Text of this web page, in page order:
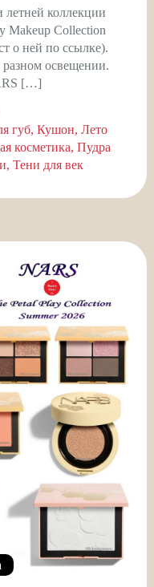
коллекции
Makeup Collection
о ней по ссылке).
разном освещении.
[…]
губ Кушон Лето
косметика Пудра
Тени для век